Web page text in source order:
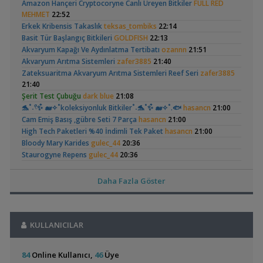
Akvaryum Dünyasından Haberler
Vahşi Beta Ve Labirentli Hobicileri, Birleşin!
22:34
Labirentliler
Süngerle 24 Saatte Sessiz Artemia ÇıkarmaBLGHN
Malzemeler ve Yemler Forumu
Leonardit Zeminli Akvaryum Kurulumu Belisarius ,20:14
Akvaryum Tanıtımı
Merhaba Bütçem Max 1200 Civarı Sessiz Çift Çıkışlı
19:41
Akvaryum ve Tür Tavsiyesi
Balkondaki Pondum Çok Isınıyor.İnci Kefali,19:19
Bitki Akvaryumları Genel
37 Litrelik Siyah Neon Tetra Akvaryumum
Red Mangrove (rhizophora Mangle)bilentungul
14:25
Diğer Tatlı Su Canlıları
Yeni Üye Forumu
Ramshorn Hakkında
Elma Salyangozu
Güncel
Otocinclus
Akvaryum Kurulumu
37 Litrelik Siyah
Yeni Tetra
Amazon Hançeri Cryptocoryne Canlı Üreyen BitkilerFULL RED
MEHMET 22:52
Erkek Kribensis Takaslıkteksas_tombiks 22:14
Basit Tür Başlangıç Bitkileri GOLDFISH 22:13
Akvaryum Kapağı Ve Aydınlatma Tertibatı ozannn 21:51
Akvaryum Arıtma Sistemleri zafer3885 21:40
Zateksuaritma Akvaryum Arıtma Sistemleri Reef Seri zafer3885
21:40
Şerit Test Çubuğu dark blue 21:08
🐬˚˖𓍢✨໋ 🐋✧˚koleksiyonluk Bitkiler˚˖🐬˚✨໋ 🐋✧˚.🐟hasancn 21:00
Cam Emiş Basış ,gübre Seti 7 Parça hasancn 21:00
High Tech Paketleri %40 İndimli Tek Paket hasancn 21:00
Bloody Mary Karides gulec_44 20:36
Staurogyne Repens gulec_44 20:36
Toplu Satış Karışık Malzemeler Uyguna Takasa AçıkAquarist101
19:44
Kan Kırmızı Kiraz Karides(seleksiyon Yapıldı)
Daha Fazla Göster
KULLANICILAR
84Online Kullanıcı, 46Üye